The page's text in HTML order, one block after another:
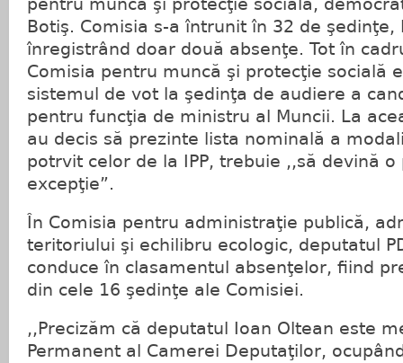
pentru muncă şi protecţie socială,
Botiş. Comisia s-a întrunit în 32 de şedinţe,
înregistrând doar două absenţe. Tot în
Comisia pentru muncă şi protecţie socială
sistemul de vot la şedinţa de audiere a
pentru funcţia de ministru al Muncii. La
au decis să prezinte lista nominală a
potrvit celor de la IPP, trebuie ,,să devină o
excepţie”.
În Comisia pentru administraţie publică,
teritoriului şi echilibru ecologic, deputatul
conduce în clasamentul absenţelor, fiind
din cele 16 şedinţe ale Comisiei.
,,Precizăm că deputatul Ioan Oltean este
Permanent al Camerei Deputaţilor,